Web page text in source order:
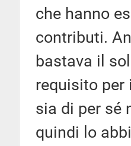
che hanno
contributi.
bastava il
requisito
sia di per sé
quindi lo